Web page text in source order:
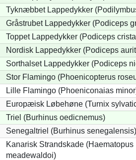
Tyknæbbet Lappedykker
Gråstrubet Lappedykker (Podiceps
Toppet Lappedykker (Podiceps
Nordisk Lappedykker (Podiceps
Sorthalset Lappedykker (Podiceps
Stor Flamingo (Phoenicopterus
Lille Flamingo (Phoeniconaias
Europæisk Løbehøne (Turnix
Triel (Burhinus oedicnemus)
Senegaltriel (Burhinus senegalensis)
Kanarisk Strandskade (Haematopus
meadewaldoi)